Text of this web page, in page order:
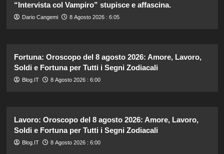
“Intervista col Vampiro” stupisce e affascina.
Dario Cangemi 8 Agosto 2026 : 6:05
Fortuna: Oroscopo del 8 agosto 2026: Amore, Lavoro,
Soldi e Fortuna per Tutti i Segni Zodiacali
Blog.IT 8 Agosto 2026 : 6:00
Lavoro: Oroscopo del 8 agosto 2026: Amore, Lavoro,
Soldi e Fortuna per Tutti i Segni Zodiacali
Blog.IT 8 Agosto 2026 : 6:00